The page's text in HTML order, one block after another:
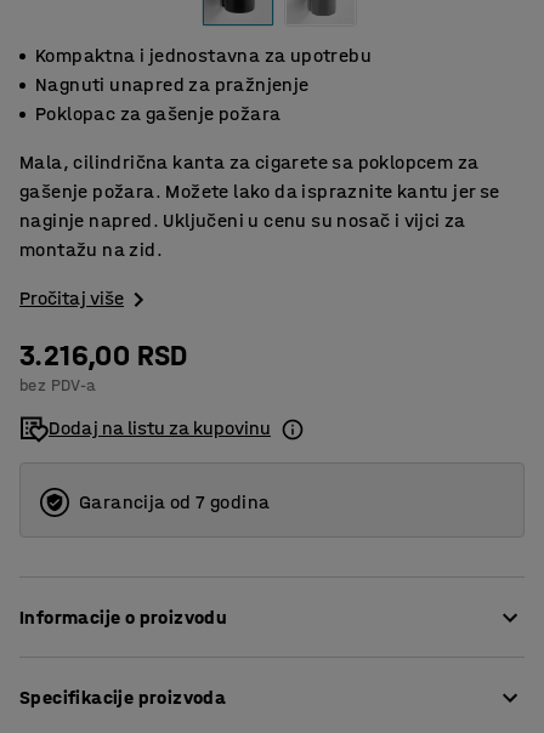
Kompaktna i jednostavna za upotrebu
Nagnuti unapred za pražnjenje
Poklopac za gašenje požara
Mala, cilindrična kanta za cigarete sa poklopcem za
gašenje požara. Možete lako da ispraznite kantu jer se
naginje napred. Uključeni u cenu su nosač i vijci za
montažu na zid.
Pročitaj više
3.216,00 RSD
bez PDV-a
Dodaj na listu za kupovinu
Garancija od 7 godina
Informacije o proizvodu
je za mala preduzeća i skučene prostore. Pametan
Specifikacije proizvoda